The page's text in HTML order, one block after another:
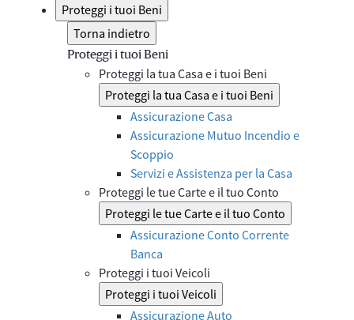
Proteggi i tuoi Beni
Torna indietro
Proteggi i tuoi Beni
Proteggi la tua Casa e i tuoi Beni
Proteggi la tua Casa e i tuoi Beni
Assicurazione Casa
Assicurazione Mutuo Incendio e
Scoppio
Servizi e Assistenza per la Casa
Proteggi le tue Carte e il tuo Conto
Proteggi le tue Carte e il tuo Conto
Assicurazione Conto Corrente
Banca
Proteggi i tuoi Veicoli
Proteggi i tuoi Veicoli
Assicurazione Auto